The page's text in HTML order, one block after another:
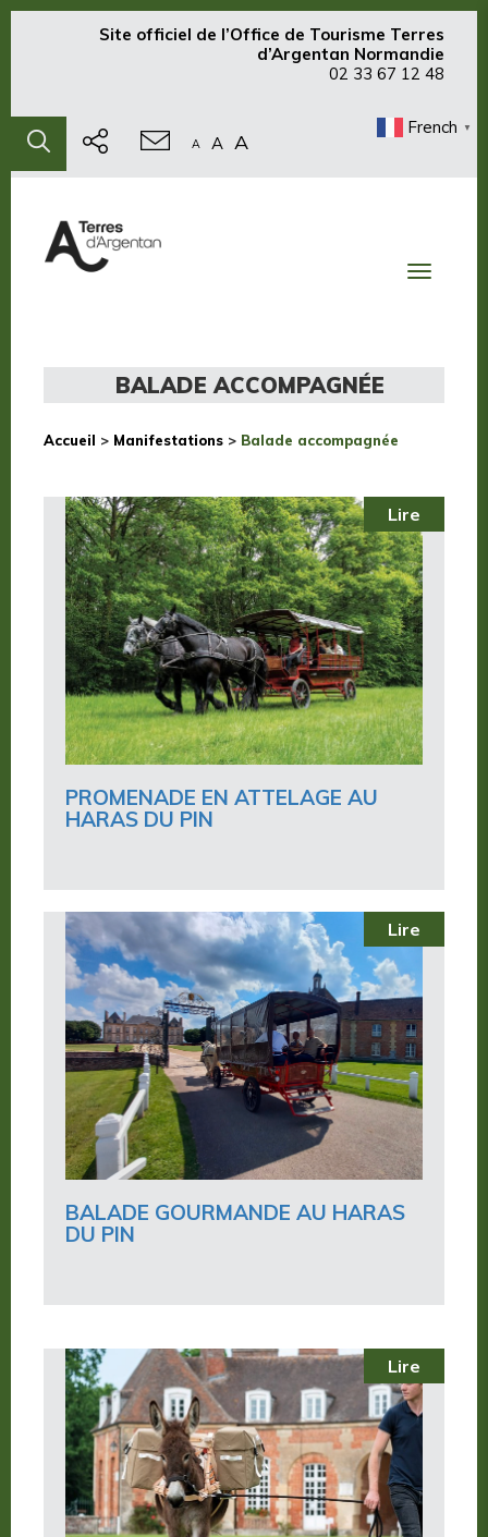
Site officiel de l’Office de Tourisme Terres
d’Argentan Normandie
02 33 67 12 48
A A A
French ▼
Toggle
BALADE ACCOMPAGNÉE
Accueil > Manifestations > Balade accompagnée
Lire
PROMENADE EN ATTELAGE AU
HARAS DU PIN
Lire
BALADE GOURMANDE AU HARAS
DU PIN
Lire